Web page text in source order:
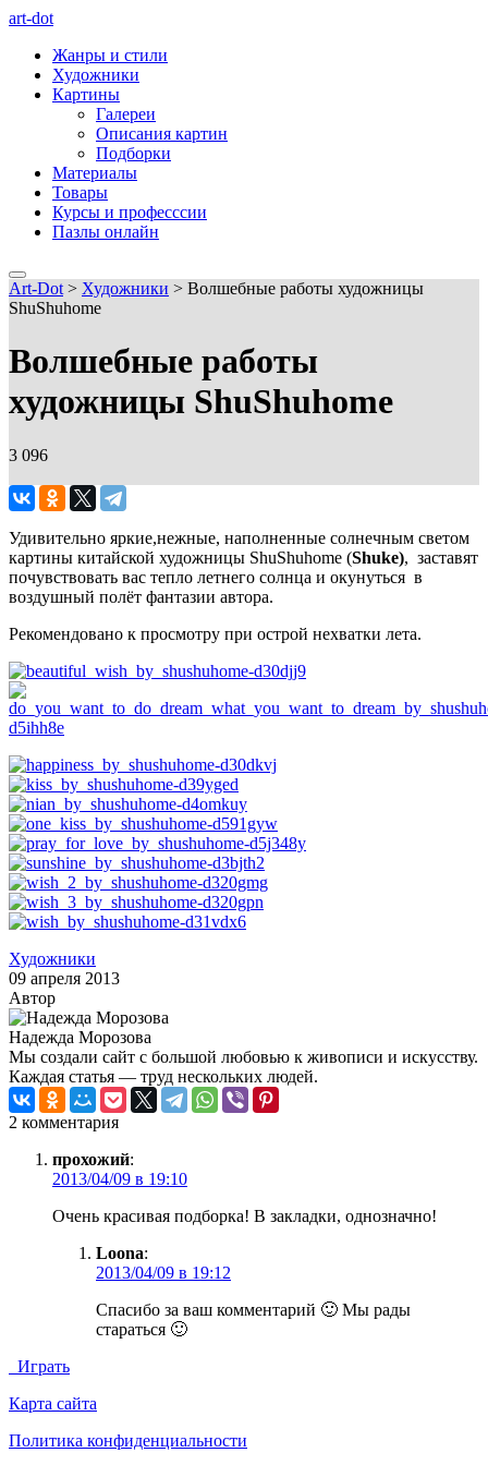
art-dot
Жанры и стили
Художники
Картины
Галереи
Описания картин
Подборки
Материалы
Товары
Курсы и професссии
Пазлы онлайн
Art-Dot > Художники > Волшебные работы художницы
ShuShuhome
Волшебные работы
художницы ShuShuhome
3 096
Удивительно яркие,нежные, наполненные солнечным светом
картины китайской художницы ShuShuhome (Shuke), заставят
почувствовать вас тепло летнего солнца и окунуться в
воздушный полёт фантазии автора.
Рекомендовано к просмотру при острой нехватки лета.
Художники
09 апреля 2013
Автор
Надежда Морозова
Мы создали сайт с большой любовью к живописи и искусству.
Каждая статья — труд нескольких людей.
2 комментария
прохожий:
2013/04/09 в 19:10
Очень красивая подборка! В закладки, однозначно!
Loona:
2013/04/09 в 19:12
Спасибо за ваш комментарий 🙂 Мы рады
стараться 🙂
Играть
Карта сайта
Политика конфиденциальности